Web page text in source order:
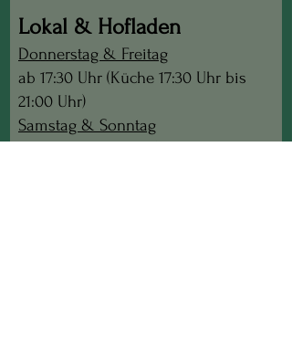
Lokal & Hofladen
Donnerstag & Freitag
ab 17:30 Uhr (Küche 17:30 Uhr bis
21:00 Uhr)
Samstag & Sonntag